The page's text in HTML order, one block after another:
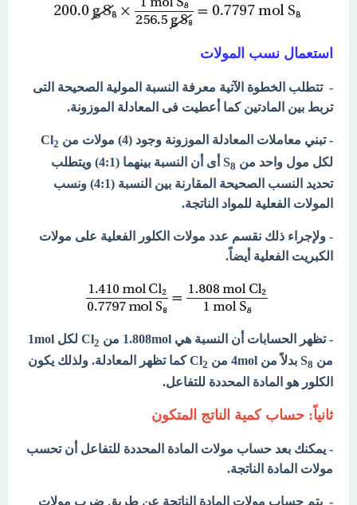
استعمال نسب المولات
- تتطلب الخطوة الآتية معرفة النسبة المولية الصحيحة التى
تربط بين المادتين كما أعطيت فى المعادلة الموزونة.
- تبني معاملات المعادلة الموزونة وجود (4) مولات من Cl 2
لكل مول واحد من S 8
أى أن النسبة بينهما (4:1) ويتطلب
تحديد النسب الصحيحة المقارنة بين النسبة (4:1) ونسب
المولات الفعلية للمواد الناتجة.
- ولإجراء ذلك نقسم عدد مولات الكلور الفعلية على مولات
الكبريت الفعلية أيضاً.
- تظهر الحسابات أن النسبة هي 1.808mol من Cl 2
لكل 1mol
من S 8 بدلاً من 4mol من Cl 2
كما تظهر المعادلة. ولذلك يكون
الكلور هو المادة المحددة للتفاعل.
ثانياً: حساب كمية الناتج المتكون
- يمكنك بعد حساب مولات المادة المحددة للتفاعل أن تحسب
مولات المادة الناتجة.
- يتم حساب مولات المادة الناتجة عن طريق ضرب مولات